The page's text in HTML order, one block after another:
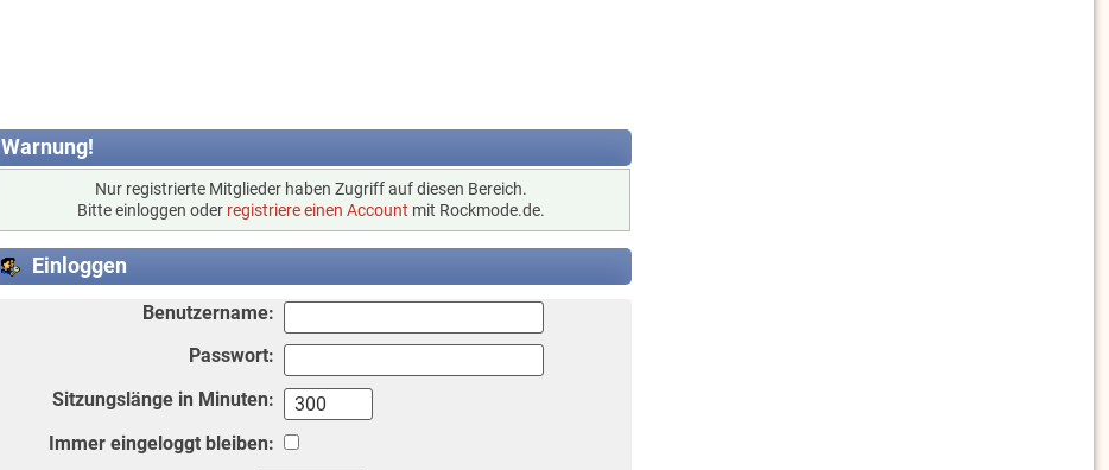
Warnung!
Nur registrierte Mitglieder haben Zugriff auf diesen Bereich.
Bitte einloggen oder registriere einen Account mit Rockmode.de.
Einloggen
Benutzername:
Passwort:
Sitzungslänge in Minuten:
Immer eingeloggt bleiben: